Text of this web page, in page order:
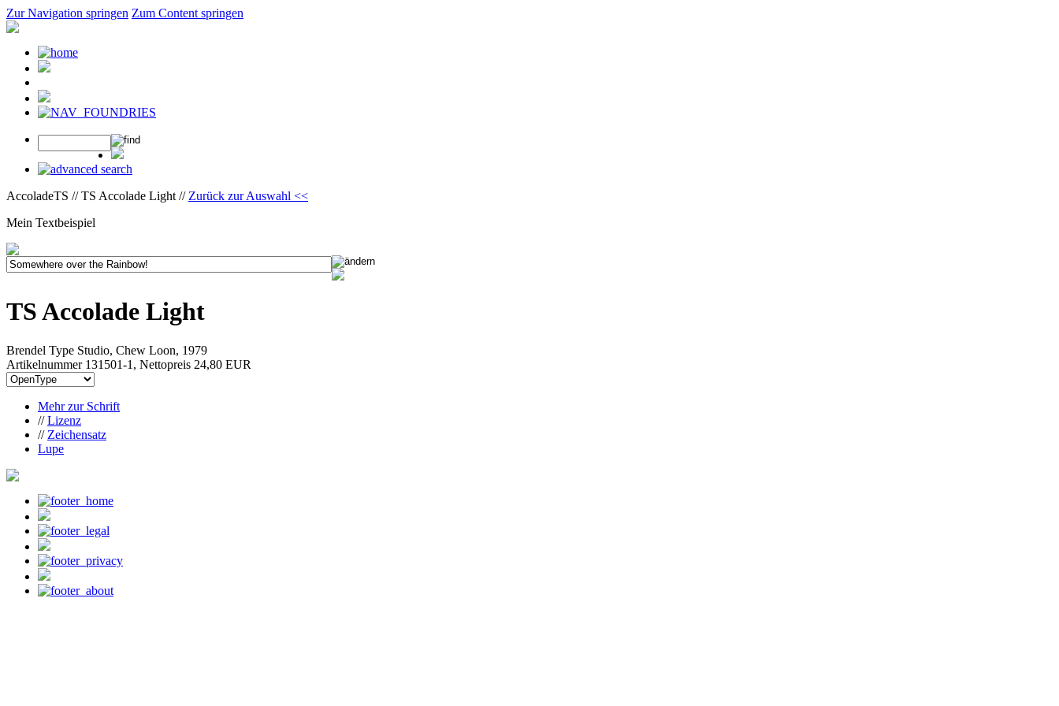
Zur Navigation springen Zum Content springen
AccoladeTS // TS Accolade Light // Zurück zur Auswahl <<
Mein Textbeispiel
TS Accolade Light
Brendel Type Studio, Chew Loon, 1979
Artikelnummer 131501-1, Nettopreis 24,80 EUR
Mehr zur Schrift
//Lizenz
// Zeichensatz
Lupe